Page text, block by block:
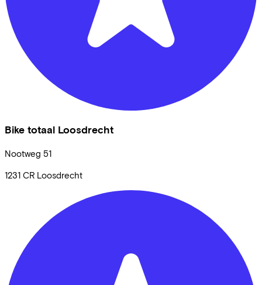
Bike totaal Loosdrecht
Nootweg 51
1231 CR Loosdrecht